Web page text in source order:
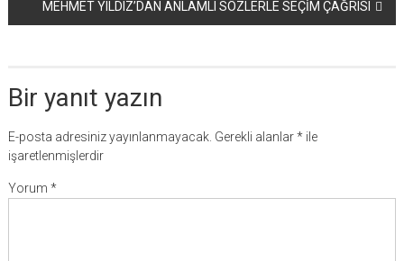
MEHMET YILDIZ’DAN ANLAMLI SÖZLERLE SEÇİM ÇAĞRISI
Bir yanıt yazın
E-posta adresiniz yayınlanmayacak. Gerekli alanlar*ile
işaretlenmişlerdir
Yorum *